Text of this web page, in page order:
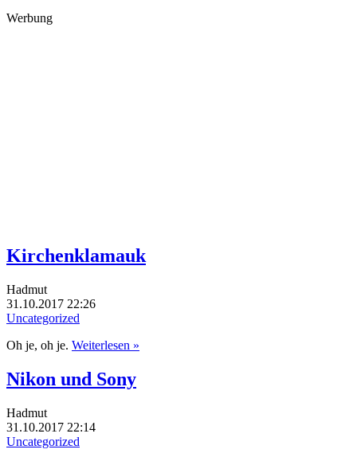
Werbung
Kirchenklamauk
Hadmut
31.10.2017 22:26
Uncategorized
Oh je, oh je. Weiterlesen »
Nikon und Sony
Hadmut
31.10.2017 22:14
Uncategorized